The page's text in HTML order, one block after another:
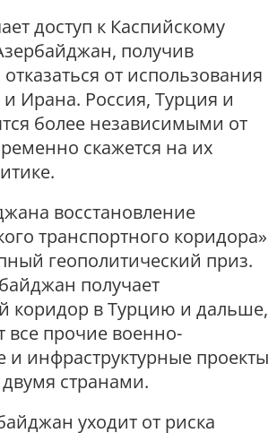
доступ к Каспийскому
получив
от использования
Ирана. Россия, Турция и
более независимыми от
скажется на их
восстановление
транспортного коридора»
геополитический приз.
получает
коридор в Турцию и дальше,
все прочие военно-
и инфраструктурные проекты
странами.
уходит от риска